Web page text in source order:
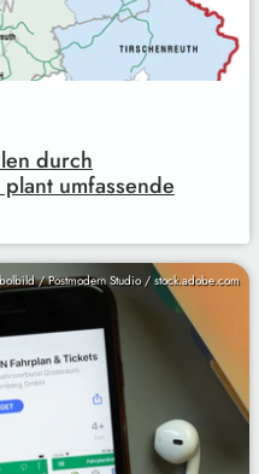
durch
umfassende
/ Postmodern Studio / stock.adobe.com